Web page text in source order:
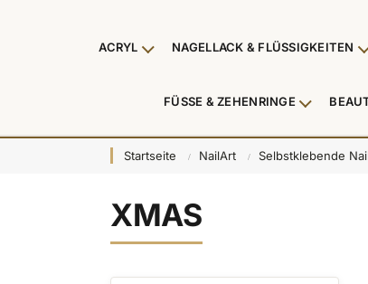
ACRYL Untermenü Acryl anzeigen
NAGELLACK & FLÜSSIGKEITEN
FÜSSE & ZEHENRINGE
Startseite NailArt Selbstklebende
XMAS